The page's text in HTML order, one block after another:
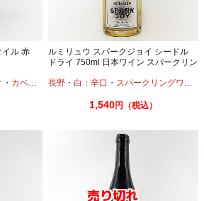
ル 赤
・ カベルネ ・メルロー ・シラー
ルミリュウ スパークジョイ シードル
ドライ 750ml 日本ワイン スパークリン
長野 ・ 白：辛口 ・ スパークリングワイン
1,540円（税込）